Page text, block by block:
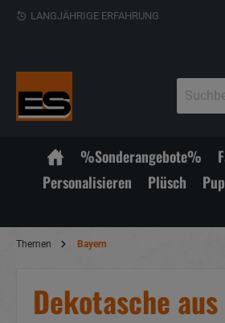
LANGJÄHRIGE ERFAHRUNG
%Sonderangebote%
Personalisieren
Plüsch
Themen Bayern
Dekotasche